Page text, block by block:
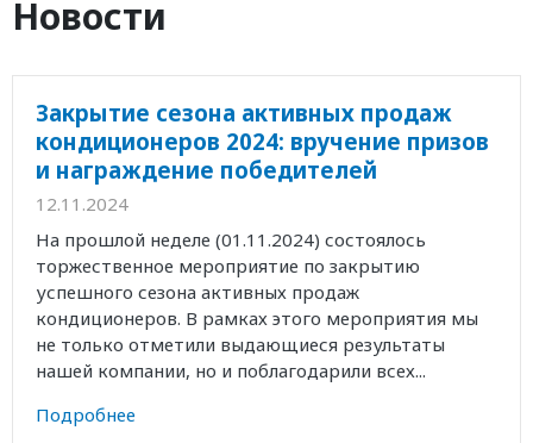
Новости
Закрытие сезона активных продаж
кондиционеров 2024: вручение призов
и награждение победителей
12.11.2024
На прошлой неделе (01.11.2024) состоялось
торжественное мероприятие по закрытию
успешного сезона активных продаж
кондиционеров. В рамках этого мероприятия мы
не только отметили выдающиеся результаты
нашей компании, но и поблагодарили всех...
Подробнее